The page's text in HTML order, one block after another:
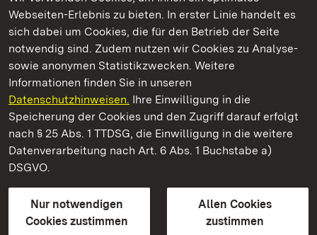
Webseiten-Erlebnis zu bieten. In erster Linie handelt es
sich dabei um Cookies, die für den Betrieb der Seite
notwendig sind. Zudem nutzen wir Cookies zu Analyse-
sowie anonymen Statistikzwecken. Weitere
Informationen finden Sie in unseren
Datenschutzhinweisen. Ihre Einwilligung in die
Speicherung der Cookies und den Zugriff darauf erfolgt
nach § 25 Abs. 1 TTDSG, die Einwilligung in die weitere
Datenverarbeitung nach Art. 6 Abs. 1 Buchstabe a)
DSGVO.
Nur notwendigen
Cookies zustimmen
Allen Cookies
zustimmen
Kommen. Staunen. Genießen.
Botanischer Garten Karlsruhe
Staatliche Schlösser und Gärten Baden-Württemberg
Kontakt
GebärdenspracheLeichte Sprache
Erklärung zur Barrierefreiheit
BITV-konform (geprüfte Seiten)